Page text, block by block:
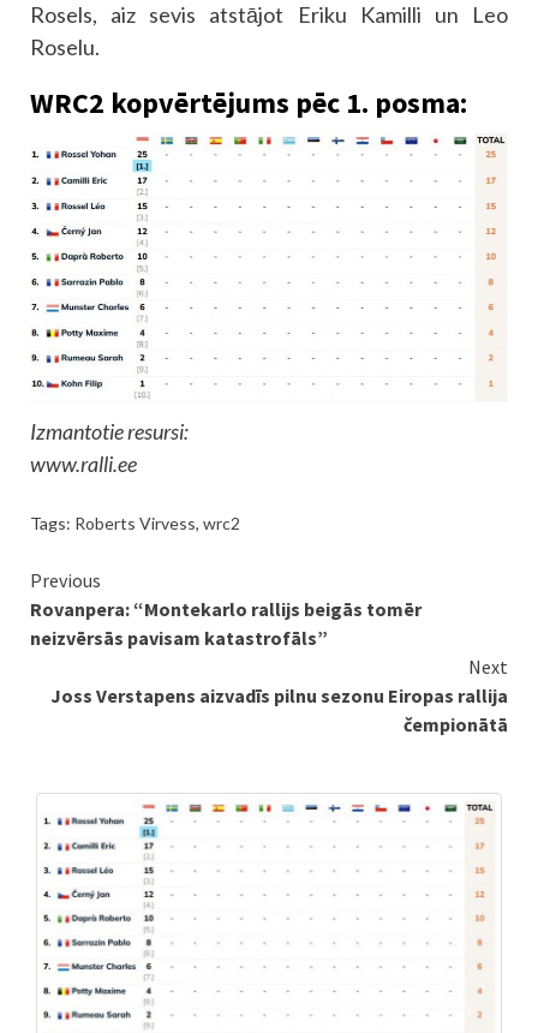
Rosels, aiz sevis atstājot Eriku Kamilli un Leo
Roselu.
WRC2 kopvērtējums pēc 1. posma:
Izmantotie resursi:
www.ralli.ee
Tags: Roberts Virvess, wrc2
Continue
Reading
Previous
Rovanpera: “Montekarlo rallijs beigās tomēr
neizvērsās pavisam katastrofāls”
Next
Joss Verstapens aizvadīs pilnu sezonu Eiropas rallija
čempionātā